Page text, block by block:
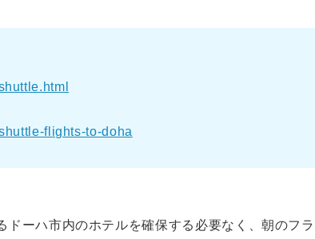
flights-to-doha
ーハ市内のホテルを確保する必要なく、朝のフラ